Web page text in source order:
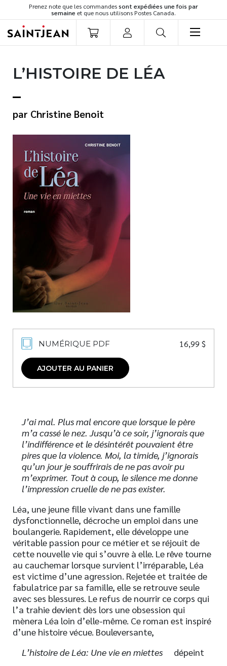
Prenez note que les commandessont expédiées une fois par
semaine et que nous utilisons Postes Canada.
Romans
Développement personnel
Littérature jeunesse
Spiritualité
Famille
Culture générale
Témoignages
Vie pratique
Finances
Nouveautés
Livres audio
Meilleurs vendeurs
Page vedette
AUTEURS
À PROPOS
CONTACT
L’HISTOIRE DE LÉA
Christine Benoit
NUMÉRIQUE PDF 16,99 $
AJOUTER AU PANIER
J’ai mal. Plus mal encore que lorsque le père
m’a cassé le nez. Jusqu’à ce soir, j’ignorais que
l’indifférence et le désintérêt pouvaient être
pires que la violence. Moi, la timide, j’ignorais
qu’un jour je souffrirais de ne pas avoir pu
m’exprimer. Tout à coup, le silence me donne
l’impression cruelle de ne pas exister.
Léa, une jeune fille vivant dans une famille
dysfonctionnelle, décroche un emploi dans une
boulangerie. Rapidement, elle développe une
véritable passion pour ce métier et se réjouit de
cette nouvelle vie qui s’ouvre à elle. Le rêve tourne
au cauchemar lorsque survient l’irréparable, Léa
est victime d’une agression. Rejetée et traitée de
fabulatrice par sa famille, elle se retrouve seule
avec ses blessures. Le refus de nourrir ce corps qui
l’a trahie devient dès lors une obsession qui
mènera Léa loin d’elle-même. Ce roman est inspiré
d’une histoire vécue. Bouleversante,
L’histoire de Léa: Une vie en miettes
dépeint